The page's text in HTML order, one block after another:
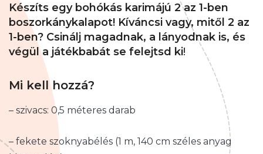
Készíts egy bohókás karimájú 2 az 1-ben
boszorkánykalapot! Kíváncsi vagy, mitől 2 az
1-ben? Csinálj magadnak, a lányodnak is, és
végül a játékbabát se felejtsd ki!
Mi kell hozzá?
– szivacs: 0,5 méteres darab
– fekete szoknyabélés (1 m, 140 cm széles anyag